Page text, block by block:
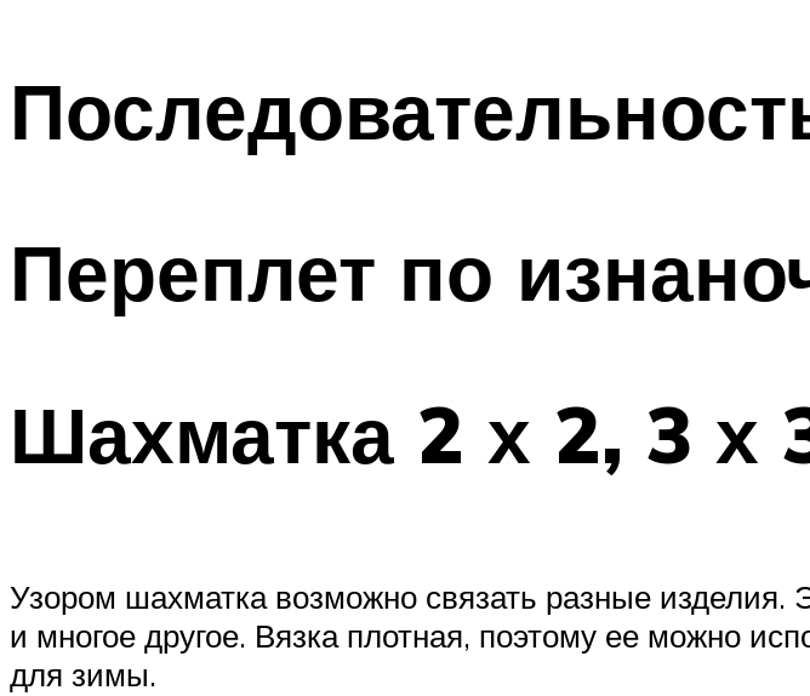
Переплет по
Шахматка 2 х 2, 3 х
Узором шахматка возможно связать разные
и многое другое. Вязка плотная, поэтому ее можно
для зимы.